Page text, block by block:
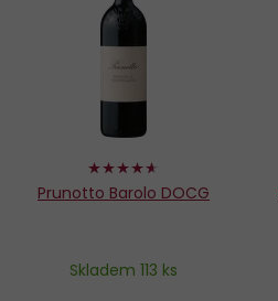
92%
Prunotto Barolo DOCG
Skladem 113 ks